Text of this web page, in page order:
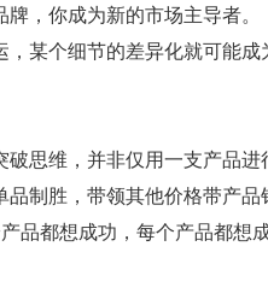
，你成为新的市场主导者。
某个细节的差异化就可能成
思维，并非仅用一支产品进
制胜，带领其他价格带产品
品都想成功，每个产品都想